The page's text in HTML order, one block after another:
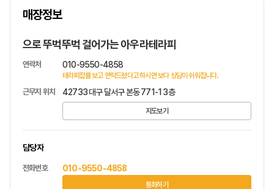
매장정보
으로 뚜벅뚜벅 걸어가는 아우라테라피
연락처 010-9550-4858
테라피잡를 보고 연락드렸다고 하시면 보다 상담이 쉬워집니다.
근무지 위치 42733 대구 달서구 본동 771-1 3층
지도보기
담당자
전화번호 010-9550-4858
통화하기